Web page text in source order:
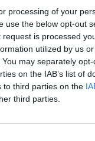
processing of your
use the below opt-out
is processed
utilized by us
may separately
on the IAB’s list of
to third parties on the
third parties.
PART 1
är din bästa
använder du just
6. Dina två bästa